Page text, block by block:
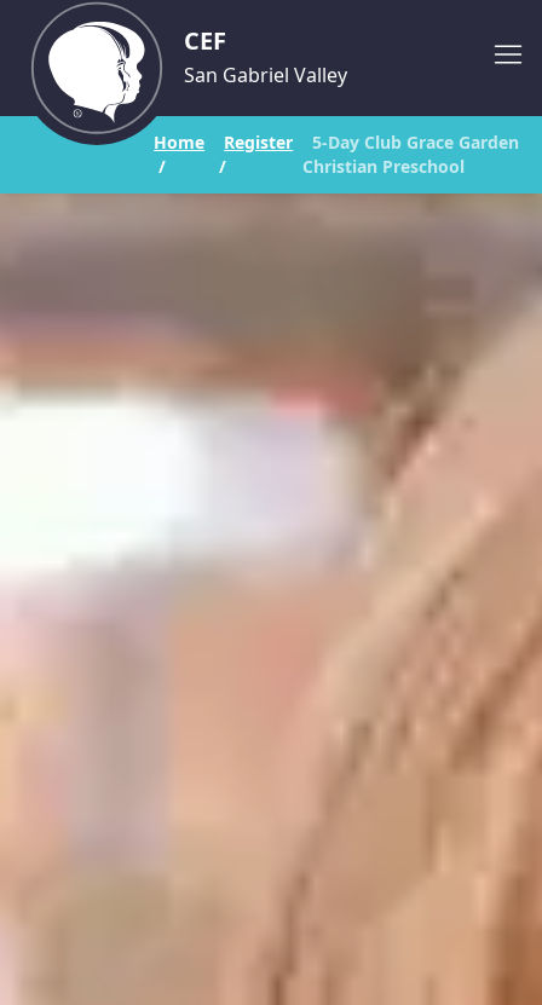
CEF
San Gabriel Valley
Home
/
Register
/
5-Day Club Grace Garden
Christian Preschool